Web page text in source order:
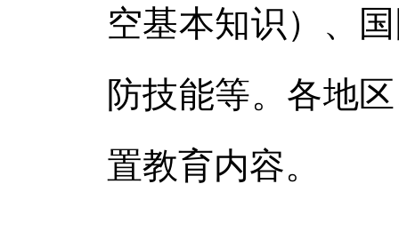
空基本知识）、
防技能等。各地
置教育内容。